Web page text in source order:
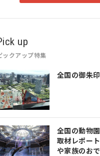
up
ックアップ特集
全国の御朱
全国の動物
取材レポー
や家族のお